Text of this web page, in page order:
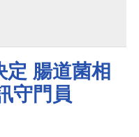
腸道菌相
守門員